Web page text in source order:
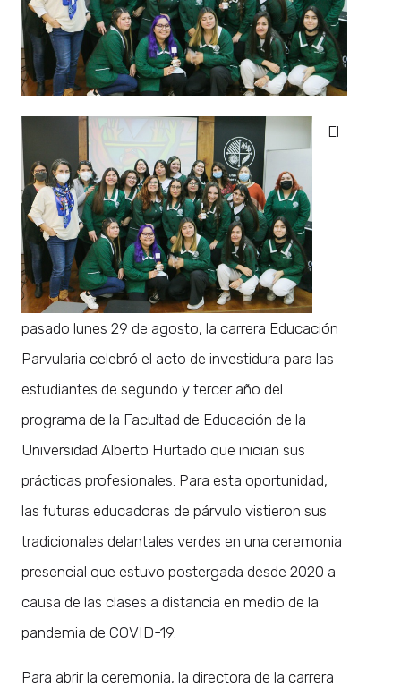
El
pasado lunes 29 de agosto, la carrera Educación
Parvularia celebró el acto de investidura para las
estudiantes de segundo y tercer año del
programa de la Facultad de Educación de la
Universidad Alberto Hurtado que inician sus
prácticas profesionales. Para esta oportunidad,
las futuras educadoras de párvulo vistieron sus
tradicionales delantales verdes en una ceremonia
presencial que estuvo postergada desde 2020 a
causa de las clases a distancia en medio de la
pandemia de COVID-19.
Para abrir la ceremonia, la directora de la carrera